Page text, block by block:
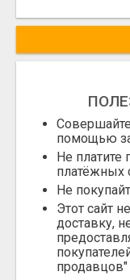
помощью
Не
платёжных
Не
Этот сайт
доставку,
продавцов"